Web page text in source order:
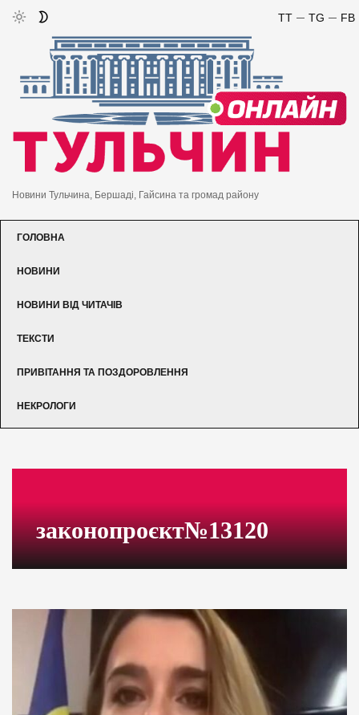
FB
TG
TT
Новини Тульчина, Бершаді, Гайсина та громад району
ГОЛОВНА
НОВИНИ
НОВИНИ ВІД ЧИТАЧІВ
ТЕКСТИ
ПРИВІТАННЯ ТА ПОЗДОРОВЛЕННЯ
НЕКРОЛОГИ
законопроєкт№13120